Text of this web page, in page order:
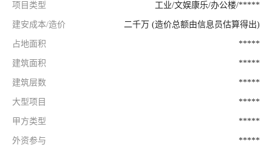
项目类型 工业/文娱康乐/办公楼/*****
建安成本/造价 二千万 (造价总额由信息员估算得出)
占地面积 *****
建筑面积 *****
建筑层数 *****
大型项目 *****
甲方类型 *****
外资参与 *****